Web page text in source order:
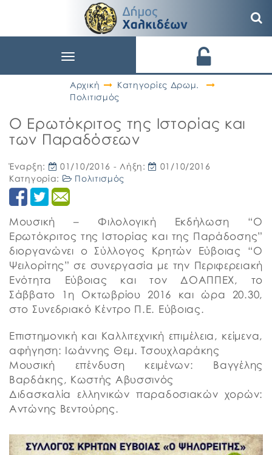
Toggle
Αρχική
Κατηγορίες Δρωμ.
Πολιτισμός
Ο Ερωτόκριτος της Ιστορίας και
των Παραδόσεων
Έναρξη: 01/10/2016 - Λήξη:
01/10/2016
Κατηγορία:
Πολιτισμός
Μουσική – Φιλολογική Εκδήλωση “Ο
Ερωτόκριτος της Ιστορίας και της Παράδοσης”
διοργανώνει ο Σύλλογος Κρητών Εύβοιας “Ο
Ψειλορίτης” σε συνεργασία με την Περιφερειακή
Ενότητα Εύβοιας και τον ΔΟΑΠΠΕΧ, το
Σάββατο 1η Οκτωβρίου 2016 και ώρα 20.30,
στο Συνεδριακό Κέντρο Π.Ε. Εύβοιας.
Επιστημονική και Καλλιτεχνική επιμέλεια, κείμενα,
αφήγηση: Ιωάννης Θεμ. Τσουχλαράκης
Μουσική επένδυση κειμένων: Βαγγέλης
Βαρδάκης, Κωστής Αβυσσινός
Διδασκαλία ελληνικών παραδοσιακών χορών:
Αντώνης Βεντούρης.